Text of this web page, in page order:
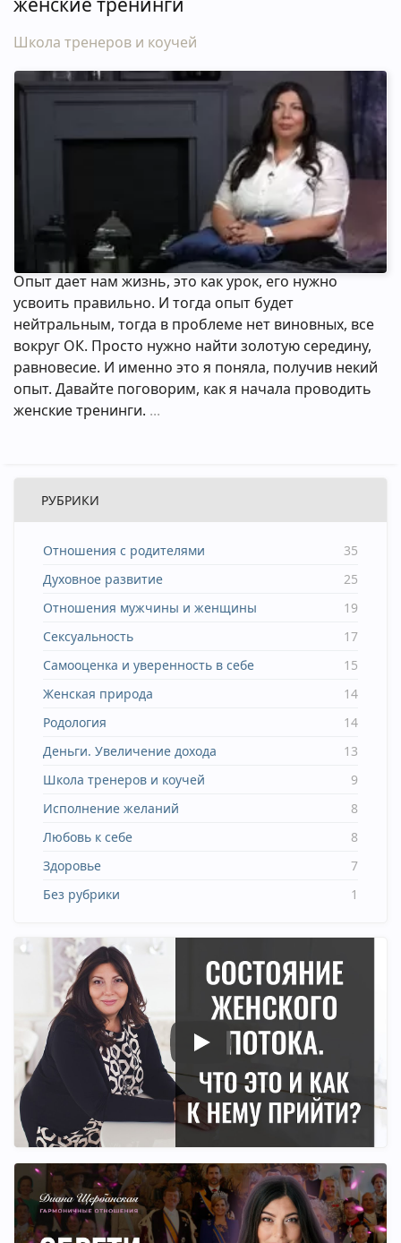
Школа тренеров и коучей
Опыт дает нам жизнь, это как урок, его нужно
усвоить правильно. И тогда опыт будет
нейтральным, тогда в проблеме нет виновных, все
вокруг ОК. Просто нужно найти золотую середину,
равновесие. И именно это я поняла, получив некий
опыт. Давайте поговорим, как я начала проводить
женские тренинги.
РУБРИКИ
Отношения с родителями
35
Духовное развитие
25
Отношения мужчины и женщины
19
Сексуальность
17
Самооценка и уверенность в себе
15
Женская природа
14
Родология
14
Деньги. Увеличение дохода
13
Школа тренеров и коучей
9
Исполнение желаний
8
Любовь к себе
8
Здоровье
7
Без рубрики
1